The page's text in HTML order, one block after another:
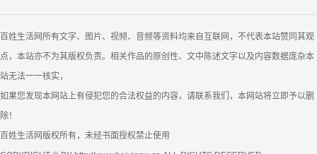
百姓生活网所有文字、图片、视频、音频等资料均来自互联网，不代表本站赞同其观
点，本站亦不为其版权负责。相关作品的原创性、文中陈述文字以及内容数据庞杂本
站无法一一核实，
如果您发现本网站上有侵犯您的合法权益的内容，请联系我们，本网站将立即予以删
除！
百姓生活网版权所有，未经书面授权禁止使用